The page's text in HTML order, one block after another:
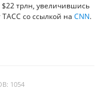
$22 трлн, увеличившись
ТАСС со ссылкой на CNN.
1054